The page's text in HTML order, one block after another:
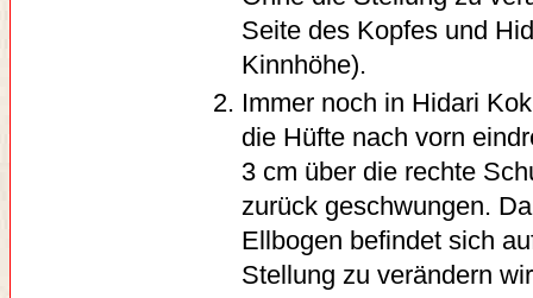
Seite des Kopfes und
Kinnhöhe).
Immer noch in Hidari
die Hüfte nach vorn
3 cm über die rechte
zurück geschwungen.
Ellbogen befindet sich
Stellung zu verändern